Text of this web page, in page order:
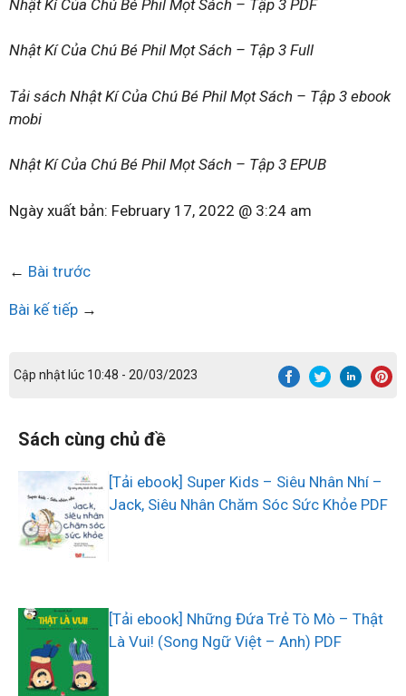
Nhật Kí Của Chú Bé Phil Mọt Sách – Tập 3 PDF
Nhật Kí Của Chú Bé Phil Mọt Sách – Tập 3 Full
Tải sách Nhật Kí Của Chú Bé Phil Mọt Sách – Tập 3 ebook
mobi
Nhật Kí Của Chú Bé Phil Mọt Sách – Tập 3 EPUB
Ngày xuất bản: February 17, 2022 @ 3:24 am
← Bài trước
Bài kế tiếp →
Cập nhật lúc 10:48 - 20/03/2023
Sách cùng chủ đề
[Tải ebook] Super Kids – Siêu Nhân Nhí –
Jack, Siêu Nhân Chăm Sóc Sức Khỏe PDF
[Tải ebook] Những Đứa Trẻ Tò Mò – Thật
Là Vui! (Song Ngữ Việt – Anh) PDF